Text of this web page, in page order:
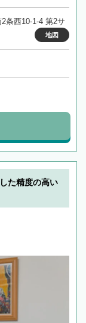
条西10-1-4 第2サ
地図
た精度の高い